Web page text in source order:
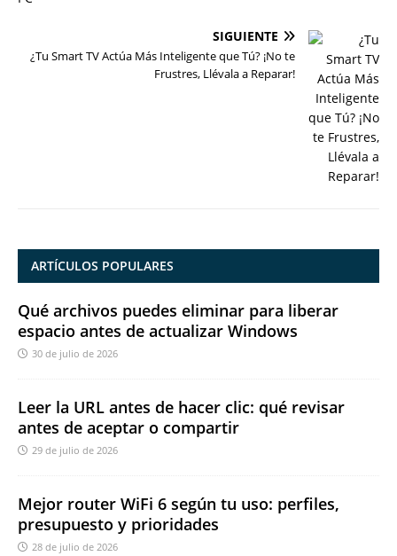
SIGUIENTE
¿Tu Smart TV Actúa Más Inteligente que Tú? ¡No te
Frustres, Llévala a Reparar!
ARTÍCULOS POPULARES
Qué archivos puedes eliminar para liberar
espacio antes de actualizar Windows
30 de julio de 2026
Leer la URL antes de hacer clic: qué revisar
antes de aceptar o compartir
29 de julio de 2026
Mejor router WiFi 6 según tu uso: perfiles,
presupuesto y prioridades
28 de julio de 2026